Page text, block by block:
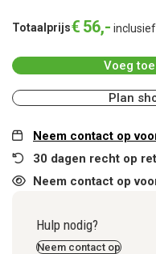
Totaalprijs€ 56,-
Voeg
Plan
Neem contact op
30 dagen recht op
Neem contact op
Hulp nodig?
Neem contact op